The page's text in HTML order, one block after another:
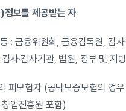
정보를 제공받는 자
: 금융위원회, 금융감독원, 감
사·감사기관, 법원, 정부 및 지
피보험자 (공탁보증보험의 경
업진흥원 포함)